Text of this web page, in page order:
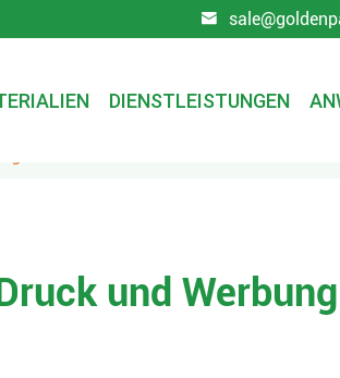

DIENSTLEISTUNGEN
und Werbung